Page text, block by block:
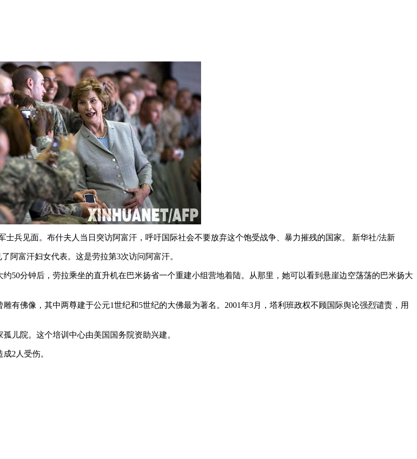
兵见面。布什夫人当日突访阿富汗，呼吁国际社会不要放弃这个饱受战争、暴力摧残的国家。 新华社/法新
阿富汗妇女代表。这是劳拉第3次访问阿富汗。
50分钟后，劳拉乘坐的直升机在巴米扬省一个重建小组营地着陆。从那里，她可以看到悬崖边空荡荡的巴米扬大
有佛像，其中两尊建于公元1世纪和5世纪的大佛最为著名。2001年3月，塔利班政权不顾国际舆论强烈谴责，用
儿院。这个培训中心由美国国务院资助兴建。
2人受伤。